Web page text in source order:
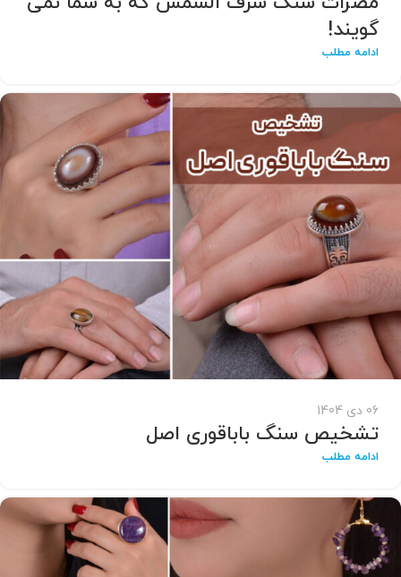
گویند!
ادامه مطلب
06 دی 1404
تشخیص سنگ باباقوری اصل
ادامه مطلب